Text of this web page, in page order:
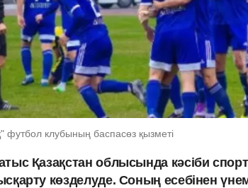
клубының баспасөз қызметі
Қазақстан облысында кәсіби
көзделуде. Соның есебінен